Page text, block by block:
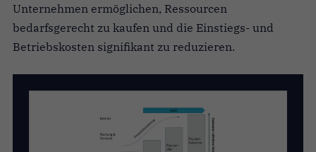
Unternehmen ermöglichen, Ressourcen
bedarfsgerecht zu kaufen und die Einstiegs- und
Betriebskosten signifikant zu reduzieren.